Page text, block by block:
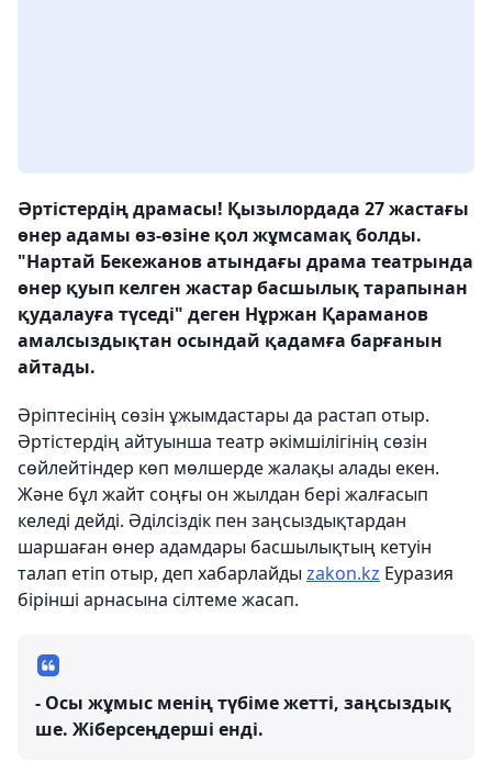
Әртістердің драмасы! Қызылордада 27 жастағы
өнер адамы өз-өзіне қол жұмсамақ болды.
"Нартай Бекежанов атындағы драма театрында
өнер қуып келген жастар басшылық тарапынан
қудалауға түседі" деген Нұржан Қараманов
амалсыздықтан осындай қадамға барғанын
айтады.
Әріптесінің сөзін ұжымдастары да растап отыр.
Әртістердің айтуынша театр әкімшілігінің сөзін
сөйлейтіндер көп мөлшерде жалақы алады екен.
Және бұл жайт соңғы он жылдан бері жалғасып
келеді дейді. Әділсіздік пен заңсыздықтардан
шаршаған өнер адамдары басшылықтың кетуін
талап етіп отыр, деп хабарлайды zakon.kz Еуразия
бірінші арнасына сілтеме жасап.
- Осы жұмыс менің түбіме жетті, заңсыздық
ше. Жіберсеңдерші енді.